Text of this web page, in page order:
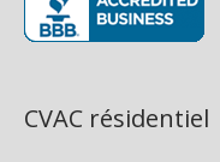
CVAC résidentiel